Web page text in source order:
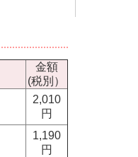
金額
(税別）
2,010
円
1,190
円